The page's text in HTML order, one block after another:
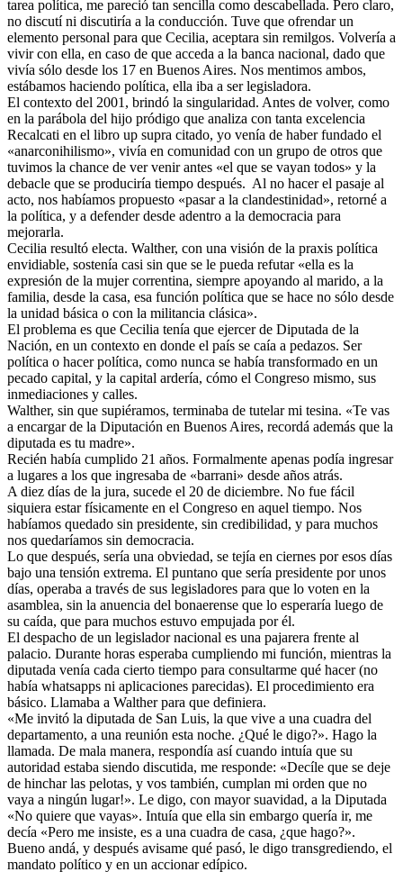
tarea política, me pareció tan sencilla como descabellada. Pero claro,
no discutí ni discutiría a la conducción. Tuve que ofrendar un
elemento personal para que Cecilia, aceptara sin remilgos. Volvería a
vivir con ella, en caso de que acceda a la banca nacional, dado que
vivía sólo desde los 17 en Buenos Aires. Nos mentimos ambos,
estábamos haciendo política, ella iba a ser legisladora.
El contexto del 2001, brindó la singularidad. Antes de volver, como
en la parábola del hijo pródigo que analiza con tanta excelencia
Recalcati en el libro up supra citado, yo venía de haber fundado el
«anarconihilismo», vivía en comunidad con un grupo de otros que
tuvimos la chance de ver venir antes «el que se vayan todos» y la
debacle que se produciría tiempo después. Al no hacer el pasaje al
acto, nos habíamos propuesto «pasar a la clandestinidad», retorné a
la política, y a defender desde adentro a la democracia para
mejorarla.
Cecilia resultó electa. Walther, con una visión de la praxis política
envidiable, sostenía casi sin que se le pueda refutar «ella es la
expresión de la mujer correntina, siempre apoyando al marido, a la
familia, desde la casa, esa función política que se hace no sólo desde
la unidad básica o con la militancia clásica».
El problema es que Cecilia tenía que ejercer de Diputada de la
Nación, en un contexto en donde el país se caía a pedazos. Ser
política o hacer política, como nunca se había transformado en un
pecado capital, y la capital ardería, cómo el Congreso mismo, sus
inmediaciones y calles.
Walther, sin que supiéramos, terminaba de tutelar mi tesina. «Te vas
a encargar de la Diputación en Buenos Aires, recordá además que la
diputada es tu madre».
Recién había cumplido 21 años. Formalmente apenas podía ingresar
a lugares a los que ingresaba de «barrani» desde años atrás.
A diez días de la jura, sucede el 20 de diciembre. No fue fácil
siquiera estar físicamente en el Congreso en aquel tiempo. Nos
habíamos quedado sin presidente, sin credibilidad, y para muchos
nos quedaríamos sin democracia.
Lo que después, sería una obviedad, se tejía en ciernes por esos días
bajo una tensión extrema. El puntano que sería presidente por unos
días, operaba a través de sus legisladores para que lo voten en la
asamblea, sin la anuencia del bonaerense que lo esperaría luego de
su caída, que para muchos estuvo empujada por él.
El despacho de un legislador nacional es una pajarera frente al
palacio. Durante horas esperaba cumpliendo mi función, mientras la
diputada venía cada cierto tiempo para consultarme qué hacer (no
había whatsapps ni aplicaciones parecidas). El procedimiento era
básico. Llamaba a Walther para que definiera.
«Me invitó la diputada de San Luis, la que vive a una cuadra del
departamento, a una reunión esta noche. ¿Qué le digo?». Hago la
llamada. De mala manera, respondía así cuando intuía que su
autoridad estaba siendo discutida, me responde: «Decíle que se deje
de hinchar las pelotas, y vos también, cumplan mi orden que no
vaya a ningún lugar!». Le digo, con mayor suavidad, a la Diputada
«No quiere que vayas». Intuía que ella sin embargo quería ir, me
decía «Pero me insiste, es a una cuadra de casa, ¿que hago?».
Bueno andá, y después avisame qué pasó, le digo transgrediendo, el
mandato político y en un accionar edípico.